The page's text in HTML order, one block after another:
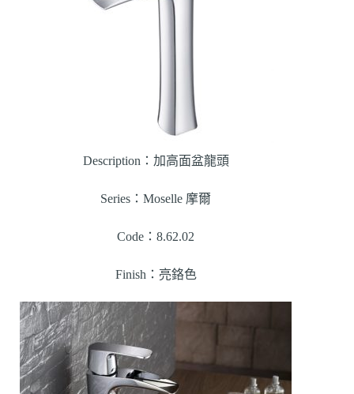
Description：加高面盆龍頭
Series：Moselle 摩爾
Code：8.62.02
Finish：亮鉻色